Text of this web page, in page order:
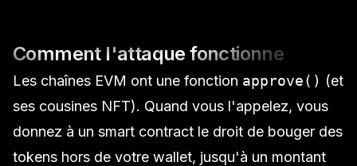
Comment l'attaque fonctionne
Les chaînes EVM ont une fonction approve() (et
ses cousines NFT). Quand vous l'appelez, vous
donnez à un smart contract le droit de bouger des
tokens hors de votre wallet, jusqu'à un montant